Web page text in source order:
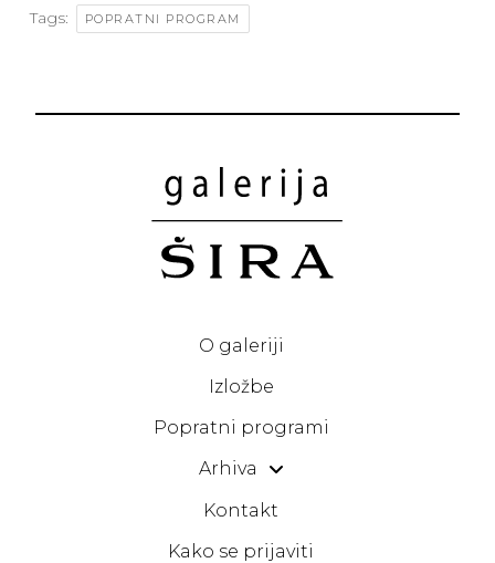
Tags: POPRATNI PROGRAM
O galeriji
Izložbe
Popratni programi
Arhiva
Kontakt
Kako se prijaviti